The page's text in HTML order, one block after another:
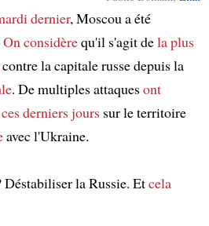
dernier, Moscou a été
On considèrequ'il s'agit dela plus
la capitale russe depuis la
. De multiples attaquesont
ces derniers jourssur le territoire
avec l'Ukraine.
la Russie. Etcela